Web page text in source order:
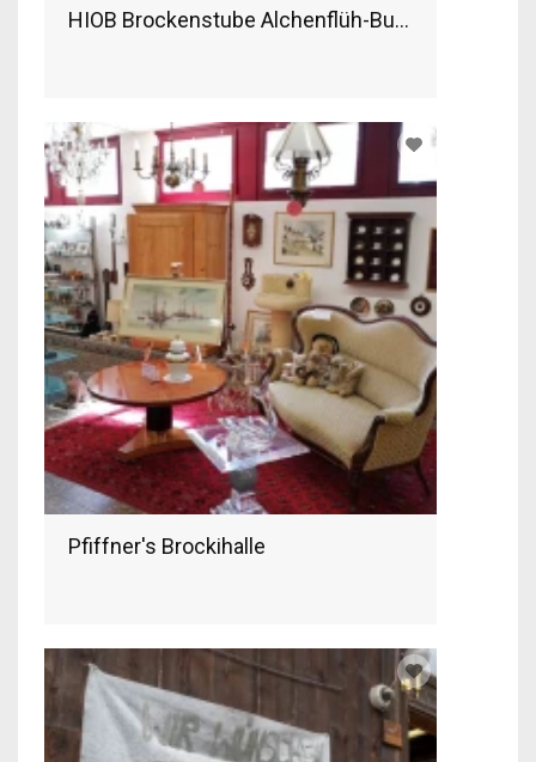
HIOB Brockenstube Alchenflüh-Burgdorf
Pfiffner's Brockihalle